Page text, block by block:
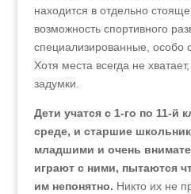
находится в отдельно
возможность спортивного
специализированные, особо
Хотя места всегда не
задумки.
Дети учатся с 1-го по 11‑й
среде, и старшие
младшими и очень
играют с ними, пытаются
им непонятно. Никто их не